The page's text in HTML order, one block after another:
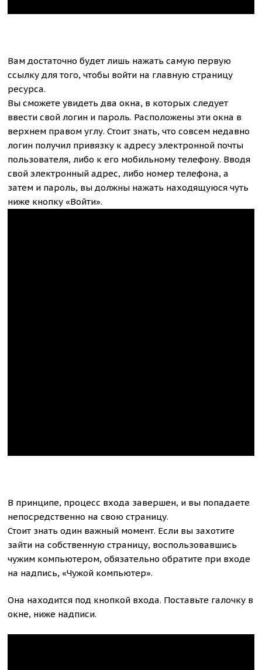
Вам достаточно будет лишь нажать самую первую
ссылку для того, чтобы войти на главную страницу
ресурса.
Вы сможете увидеть два окна, в которых следует
ввести свой логин и пароль. Расположены эти окна в
верхнем правом углу. Стоит знать, что совсем недавно
логин получил привязку к адресу электронной почты
пользователя, либо к его мобильному телефону. Вводя
свой электронный адрес, либо номер телефона, а
затем и пароль, вы должны нажать находящуюся чуть
ниже кнопку «Войти».
В принципе, процесс входа завершен, и вы попадаете
непосредственно на свою страницу.
Стоит знать один важный момент. Если вы захотите
зайти на собственную страницу, воспользовавшись
чужим компьютером, обязательно обратите при входе
на надпись, «Чужой компьютер».
Она находится под кнопкой входа. Поставьте галочку в
окне, ниже надписи.